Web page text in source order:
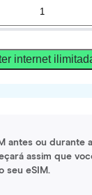
internet
antes ou durante
assim que
seu eSIM.